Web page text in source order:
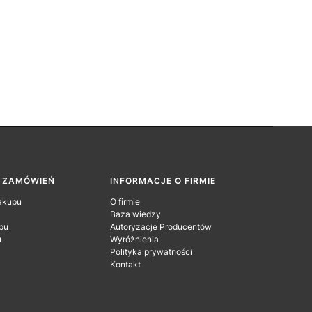
INFORMACJE O FIRMIE
O firmie
Baza wiedzy
Autoryzacje Producentów
Wyróżnienia
Polityka prywatności
Kontakt